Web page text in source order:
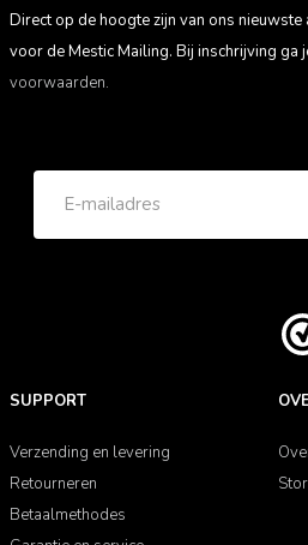
Direct op de hoogte zijn van ons nieuwste
voor de Mestic Mailing. Bij inschrijving ga
voorwaarden.
SUPPORT
Verzending en levering
Retourneren
Betaalmethodes